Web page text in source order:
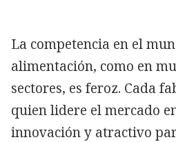
La competencia en el
alimentación, como en
sectores, es feroz. Cada
quien lidere el mercado
innovación y atractivo